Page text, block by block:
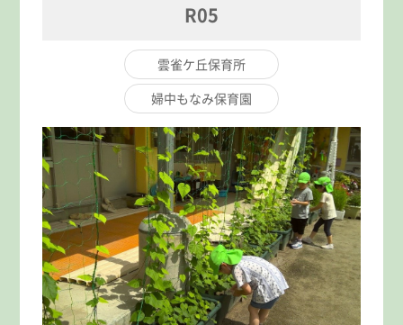
R05
雲雀ケ丘保育所
婦中もなみ保育園